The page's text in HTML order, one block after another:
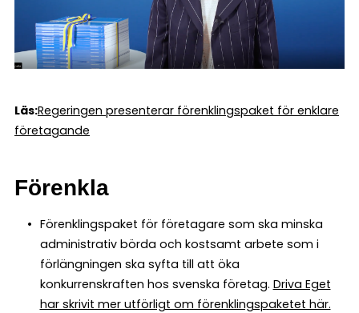
Läs:Regeringen presenterar förenklingspaket för enklare
företagande
Förenkla
Förenklingspaket för företagare som ska minska
administrativ börda och kostsamt arbete som i
förlängningen ska syfta till att öka
konkurrenskraften hos svenska företag. Driva Eget
har skrivit mer utförligt om förenklingspaketet här.